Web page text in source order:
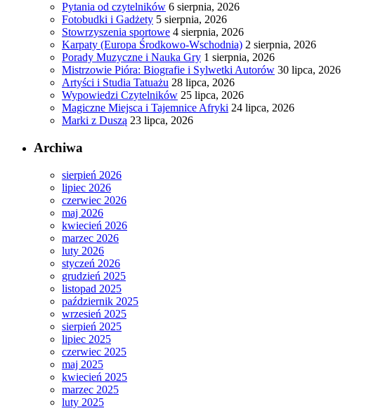
Pytania od czytelników 6 sierpnia, 2026
Fotobudki i Gadżety 5 sierpnia, 2026
Stowrzyszenia sportowe 4 sierpnia, 2026
Karpaty (Europa Środkowo-Wschodnia) 2 sierpnia, 2026
Porady Muzyczne i Nauka Gry 1 sierpnia, 2026
Mistrzowie Pióra: Biografie i Sylwetki Autorów 30 lipca, 2026
Artyści i Studia Tatuażu 28 lipca, 2026
Wypowiedzi Czytelników 25 lipca, 2026
Magiczne Miejsca i Tajemnice Afryki 24 lipca, 2026
Marki z Duszą 23 lipca, 2026
Archiwa
sierpień 2026
lipiec 2026
czerwiec 2026
maj 2026
kwiecień 2026
marzec 2026
luty 2026
styczeń 2026
grudzień 2025
listopad 2025
październik 2025
wrzesień 2025
sierpień 2025
lipiec 2025
czerwiec 2025
maj 2025
kwiecień 2025
marzec 2025
luty 2025